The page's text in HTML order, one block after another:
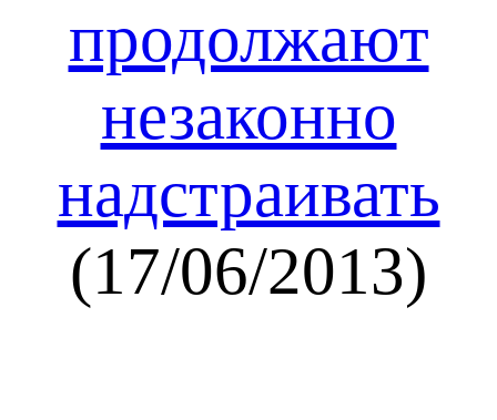
продолжают
незаконно
надстраивать
(17/06/2013)